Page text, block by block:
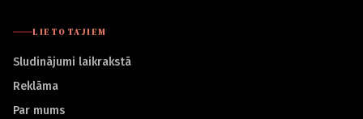
LIETOTĀJIEM
Sludinājumi laikrakstā
Reklāma
Par mums